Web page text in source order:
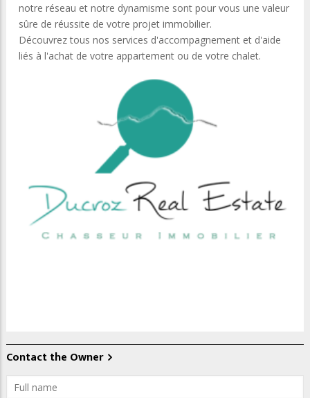
notre réseau et notre dynamisme sont pour vous une valeur
sûre de réussite de votre projet immobilier.
Découvrez tous nos services d'accompagnement et d'aide
liés à l'achat de votre appartement ou de votre chalet.
Contact the Owner